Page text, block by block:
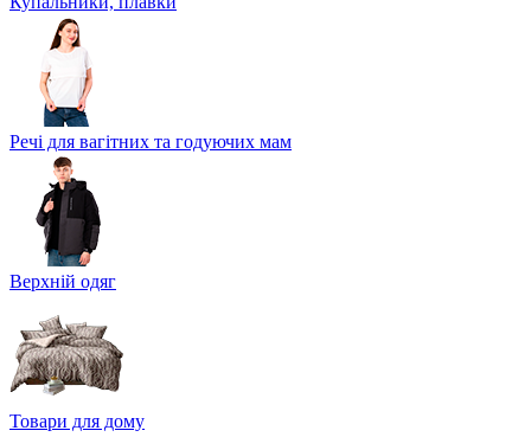
Речі для вагітних та годуючих мам
Верхній одяг
Товари для дому